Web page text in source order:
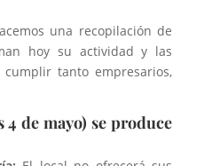
una recopilación de
hoy su actividad y las
tanto empresarios,
4 de mayo) se produce